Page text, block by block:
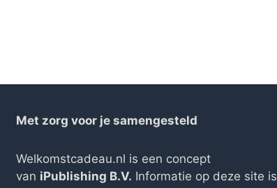
Met zorg voor je samengesteld
Welkomstcadeau.nl is een concept
van iPublishing B.V. Informatie op deze site is